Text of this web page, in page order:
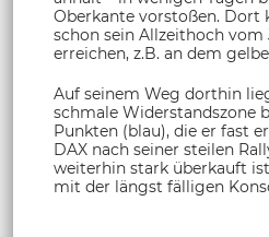
Oberkante vorstoßen. Dort
schon sein Allzeithoch vom
erreichen, z.B. an dem
Auf seinem Weg dorthin
schmale Widerstandszone
Punkten (blau), die er fast
DAX nach seiner steilen
weiterhin stark überkauft
mit der längst fälligen